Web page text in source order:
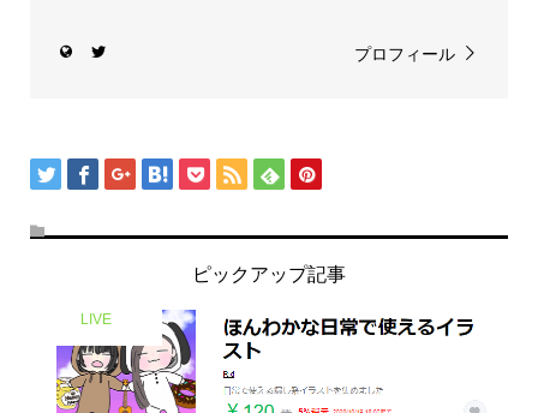
プロフィール
ピックアップ記事
LIVE